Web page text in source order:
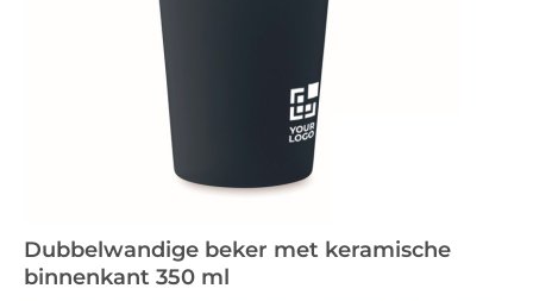
Dubbelwandige beker met keramische
binnenkant 350 ml